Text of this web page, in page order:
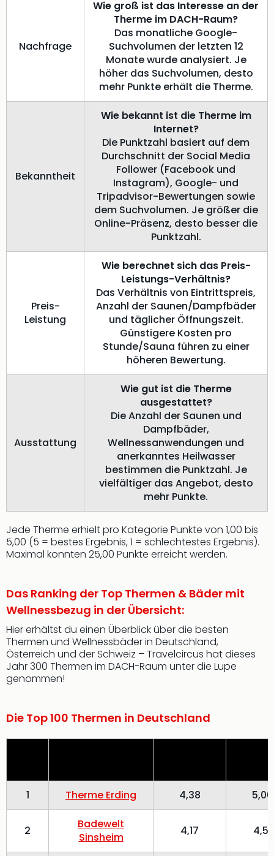
Nachfrage
Wie groß ist das Interesse an der
Therme im DACH-Raum?
Das monatliche Google-
Suchvolumen der letzten 12
Monate wurde analysiert. Je
höher das Suchvolumen, desto
mehr Punkte erhält die Therme.
Bekanntheit
Wie bekannt ist die Therme im
Internet?
Die Punktzahl basiert auf dem
Durchschnitt der Social Media
Follower (Facebook und
Instagram), Google- und
Tripadvisor-Bewertungen sowie
dem Suchvolumen. Je größer die
Online-Präsenz, desto besser die
Punktzahl.
Preis-
Leistung
Wie berechnet sich das Preis-
Leistungs-Verhältnis?
Das Verhältnis von Eintrittspreis,
Anzahl der Saunen/Dampfbäder
und täglicher Öffnungszeit.
Günstigere Kosten pro
Stunde/Sauna führen zu einer
höheren Bewertung.
Ausstattung
Wie gut ist die Therme
ausgestattet?
Die Anzahl der Saunen und
Dampfbäder,
Wellnessanwendungen und
anerkanntes Heilwasser
bestimmen die Punktzahl. Je
vielfältiger das Angebot, desto
mehr Punkte.
Jede Therme erhielt pro Kategorie Punkte von 1,00 bis
5,00 (5 = bestes Ergebnis, 1 = schlechtestes Ergebnis).
Maximal konnten 25,00 Punkte erreicht werden.
Das Ranking der Top Thermen & Bäder mit
Wellnessbezug in der Übersicht:
Hier erhältst du einen Überblick über die besten
Thermen und Wellnessbäder in Deutschland,
Österreich und der Schweiz – Travelcircus hat dieses
Jahr 300 Thermen im DACH-Raum unter die Lupe
genommen!
Die Top 100 Thermen in Deutschland
1 Therme Erding 4,38 5,00
2
Badewelt
Sinsheim
4,17 4,51